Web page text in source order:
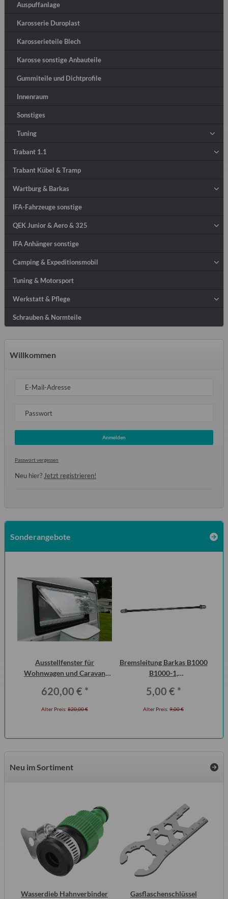
Auspuffanlage
Karosserie Duroplast
Karosserieteile Blech
Karosse sonstige Anbauteile
Gummiteile und Dichtprofile
Innenraum
Sonstiges
Tuning
Trabant 1.1
Trabant Kübel & Tramp
Wartburg & Barkas
IFA-Fahrzeuge sonstige
QEK Junior & Aero & 325
IFA Anhänger sonstige
Camping & Expeditionsmobil
Tuning & Motorsport
Werkstatt & Pflege
Schrauben & Normteile
Willkommen
E-Mail-Adresse
Passwort
Anmelden
Passwort vergessen
Neu hier? Jetzt registrieren!
Sonderangebote
Ausstellfenster für
Wohnwagen und Caravan
Seitz
620,00 € *
Alter Preis: 820,00 €
Bremsleitung Barkas B1000
B1000-1,
5,00 € *
Alter Preis: 9,00 €
Neu im Sortiment
Wasserdieb Hahnverbinder
Gasflaschenschlüssel